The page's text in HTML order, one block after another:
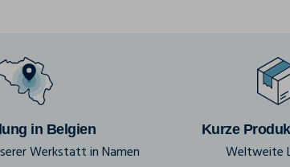
in Belgien
Werkstatt in Namen
Kurze
Weltweite